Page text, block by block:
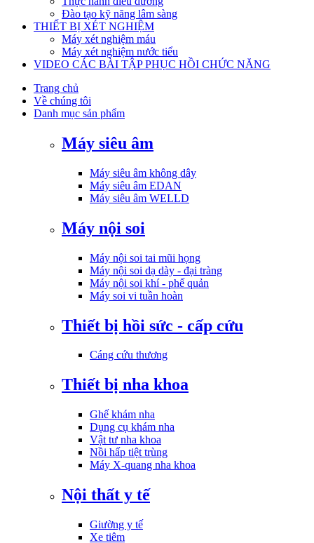
Đào tạo kỹ năng lâm sàng
THIẾT BỊ XÉT NGHIỆM
Máy xét nghiệm máu
Máy xét nghiệm nước tiểu
VIDEO CÁC BÀI TẬP PHỤC HỒI CHỨC NĂNG
Trang chủ
Về chúng tôi
Danh mục sản phẩm
Máy siêu âm
Máy siêu âm không dây
Máy siêu âm EDAN
Máy siêu âm WELLD
Máy nội soi
Máy nội soi tai mũi họng
Máy nội soi dạ dày - đại tràng
Máy nội soi khí - phế quản
Máy soi vi tuần hoàn
Thiết bị hồi sức - cấp cứu
Cáng cứu thương
Thiết bị nha khoa
Ghế khám nha
Dụng cụ khám nha
Vật tư nha khoa
Nồi hấp tiệt trùng
Máy X-quang nha khoa
Nội thất y tế
Giường y tế
Xe tiêm